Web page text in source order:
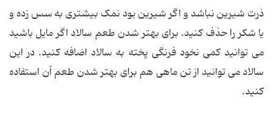
ذرت شیرین نباشد و اگر شیرین بود نمک بیشتری به سس زده و
یا شکر را حذف کنید. برای بهتر شدن طعم سالاد اگر مایل باشید
می توانید کمی نخود فرنگی پخته به سالاد اضافه کنید. در این
سالاد می توانید از تن ماهی هم برای بهتر شدن طعم آن استفاده
کنید.